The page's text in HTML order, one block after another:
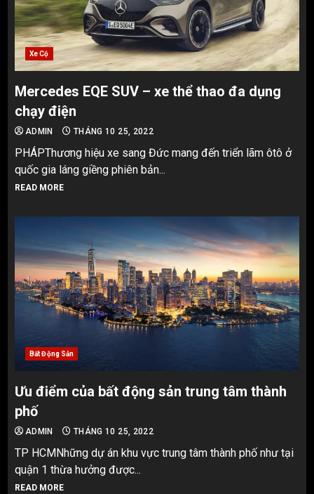
Xe Cộ
Mercedes EQE SUV – xe thể thao đa dụng
chạy điện
ADMIN THÁNG 10 25, 2022
PHÁPThương hiệu xe sang Đức mang đến triển lãm ôtô ở
quốc gia láng giềng phiên bản...
READ MORE
Bất Động Sản
Ưu điểm của bất động sản trung tâm thành
phố
ADMIN THÁNG 10 25, 2022
TP HCMNhững dự án khu vực trung tâm thành phố như tại
quận 1 thừa hưởng được...
READ MORE